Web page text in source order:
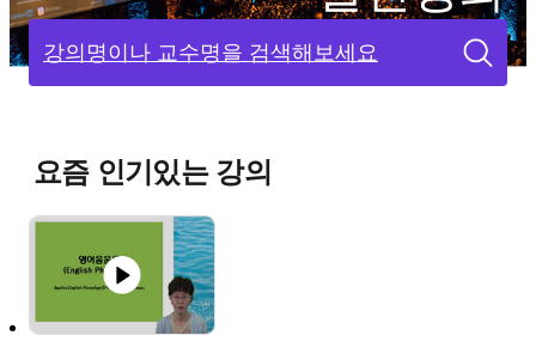
강의명이나 교수명을 검색해보세요
요즘 인기있는 강의